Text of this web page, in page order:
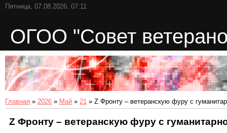
Пятница, 07.08.2026, 07:11
ОГОО "Совет
Главная » 2026 » Май » 21 » Z Фронту – ветеранскую фуру с
Z Фронту – ветеранскую фуру с